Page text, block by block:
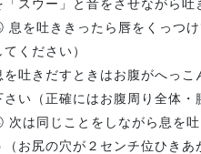
「スウー」と音をさせながら
息を吐ききったら唇をくっつ
てください）
を吐きだすときはお腹がへっ
さい（正確にはお腹周り全体
次は同じことをしながら息を
（お尻の穴が２センチ位ひきあ